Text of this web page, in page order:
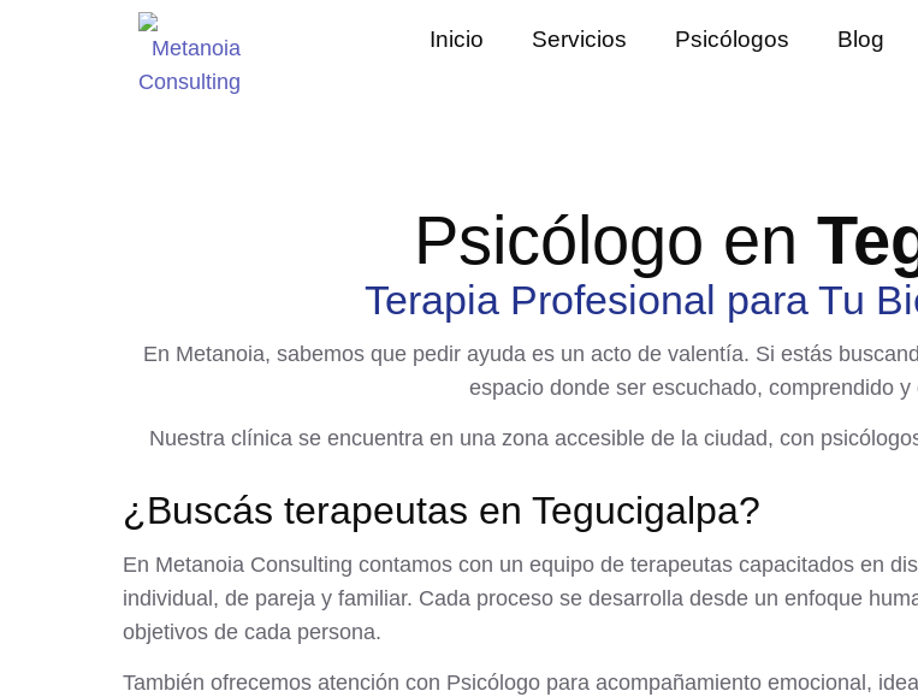
Inicio Servicios Psicólogos Blog
Psicólogo en
Terapia Profesional para Tu
En Metanoia, sabemos que pedir ayuda es un acto de valentía. Si estás
espacio donde ser escuchado, comprendido
Nuestra clínica se encuentra en una zona accesible de la ciudad, con
¿Buscás terapeutas en Tegucigalpa?
En Metanoia Consulting contamos con un equipo de terapeutas capacitados en
individual, de pareja y familiar. Cada proceso se desarrolla desde un enfoque
objetivos de cada persona.
También ofrecemos atención con Psicólogo para acompañamiento emocional ,